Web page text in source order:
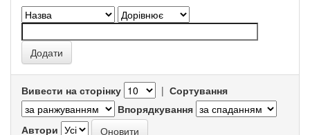
Вивести на сторінку | Сортування
Впорядкування
Автори